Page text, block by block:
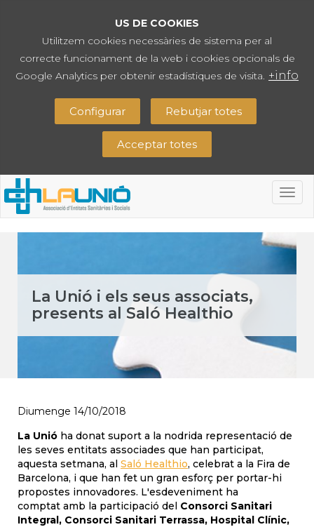
US DE COOKIES
Utilitzem cookies necessàries de sistema per al
correcte funcionament de la web i cookies opcionals de
Google Analytics per obtenir estadístiques de visita. +info
Configurar Rebutjar totes
Acceptar totes
La Unió i els seus associats,
presents al Saló Healthio
Diumenge 14/10/2018
La Unió ha donat suport a la nodrida representació de
les seves entitats associades que han participat,
aquesta setmana, al Saló Healthio, celebrat a la Fira de
Barcelona, i que han fet un gran esforç per portar-hi
propostes innovadores. L'esdeveniment ha
comptat amb la participació del Consorci Sanitari
Integral, Consorci Sanitari Terrassa, Hospital Clínic,